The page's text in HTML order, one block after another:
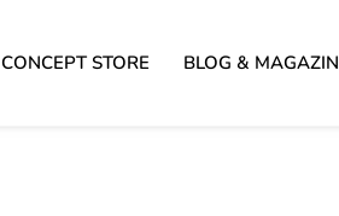
CONCEPT STORE BLOG & MAGAZIN